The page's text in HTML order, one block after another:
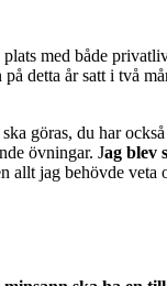
med både
detta år satt i två
göras, du har
övningar. Jag blev
allt jag behövde veta